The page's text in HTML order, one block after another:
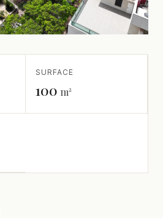
SURFACE
100 m²